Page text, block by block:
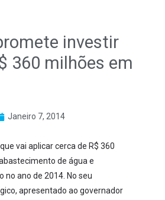
investir
360 milhões em
Janeiro 7, 2014
vai aplicar cerca de R$ 360
de água e
ano de 2014. No seu
apresentado ao governador